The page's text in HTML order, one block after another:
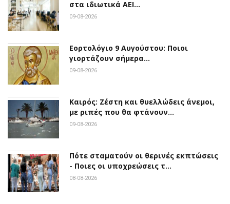
στα ιδιωτικά ΑΕΙ…
09-08-2026
Εορτολόγιο 9 Αυγούστου: Ποιοι
γιορτάζουν σήμερα…
09-08-2026
Καιρός: Ζέστη και θυελλώδεις άνεμοι,
με ριπές που θα φτάνουν…
09-08-2026
Πότε σταματούν οι θερινές εκπτώσεις
- Ποιες οι υποχρεώσεις τ…
08-08-2026